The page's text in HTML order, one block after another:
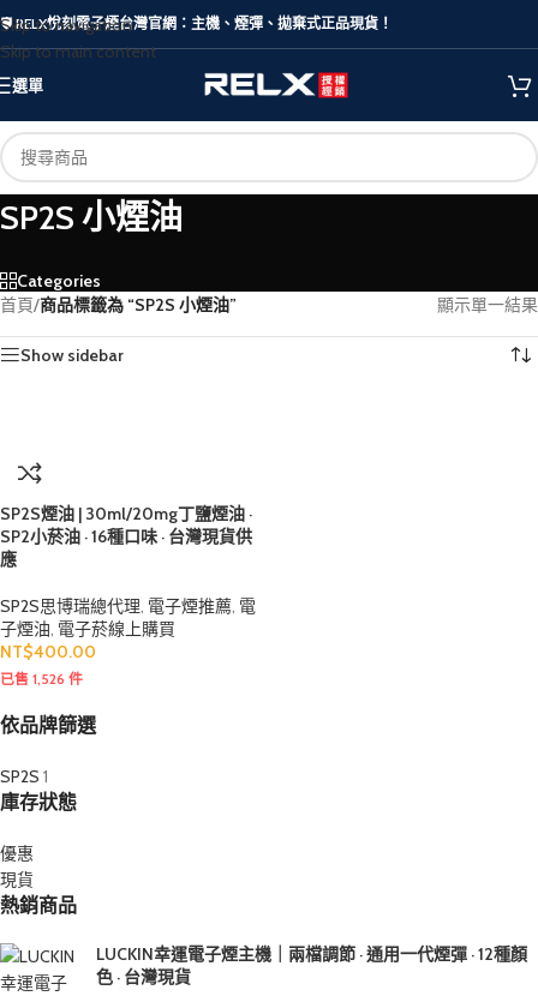
Skip to navigation
Skip to main content
🛡️ RELX悅刻電子煙台灣官網：主機、煙彈、拋棄式正品現貨！
選單
SP2S 小煙油
Categories
依品牌篩選
SP2S 1
庫存狀態
優惠
現貨
熱銷商品
LUCKIN幸運電子煙主機｜兩檔調節 · 通用一代煙彈 · 12種顏
色 · 台灣現貨
首頁/商品標籤為 “SP2S 小煙油” 顯示單一結果
Show sidebar
SP2S煙油 | 30ml/20mg丁鹽煙油 ·
SP2小菸油 · 16種口味 · 台灣現貨供
應
SP2S思博瑞總代理, 電子煙推薦, 電
子煙油, 電子菸線上購買
NT$400.00
已售 1,526 件